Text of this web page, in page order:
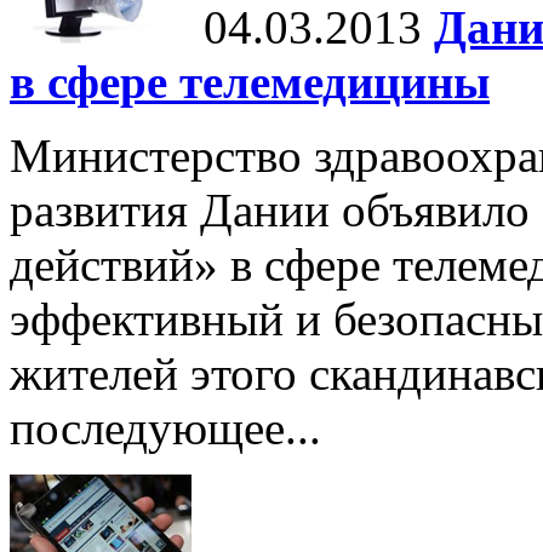
04.03.2013
в сфере телемедицины
Министерство
развития Дании
действий» в сфере
эффективный и
жителей этого
последующее...